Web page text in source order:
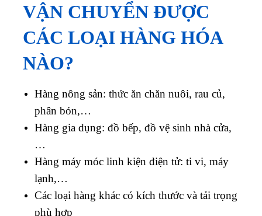
VẬN CHUYỂN ĐƯỢC
CÁC LOẠI HÀNG HÓA
NÀO?
Hàng nông sản: thức ăn chăn nuôi, rau củ,
phân bón,…
Hàng gia dụng: đồ bếp, đồ vệ sinh nhà cửa,
…
Hàng máy móc linh kiện điện tử: ti vi, máy
lạnh,…
Các loại hàng khác có kích thước và tải trọng
phù hợp